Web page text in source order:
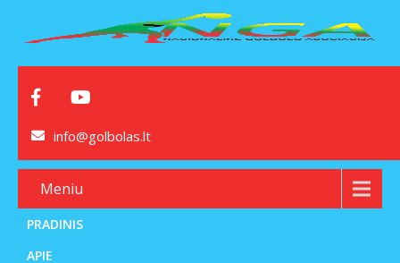
info@golbolas.lt
Meniu
PRADINIS
APIE